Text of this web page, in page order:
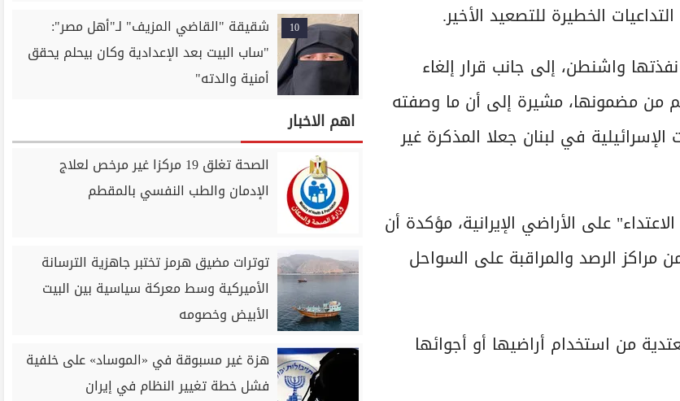
الخطيرة للتصعيد الأخير.
نفذتها واشنطن، إلى جانب قرار إلغاء
من مضمونها، مشيرة إلى أن ما وصفته
في لبنان جعلا المذكرة غير
على الأراضي الإيرانية، مؤكدة أن
مراكز الرصد والمراقبة على السواحل
من استخدام أراضيها أو أجوائها
10
شقيقة "القاضي المزيف" لـ"أهل مصر":
"ساب البيت بعد الإعدادية وكان بيحلم يحقق
أمنية والدته"
اهم الاخبار
الصحة تغلق 19 مركزا غير مرخص لعلاج
الإدمان والطب النفسي بالمقطم
توترات مضيق هرمز تختبر جاهزية الترسانة
الأميركية وسط معركة سياسية بين البيت
الأبيض وخصومه
هزة غير مسبوقة في «الموساد» على خلفية
فشل خطة تغيير النظام في إيران